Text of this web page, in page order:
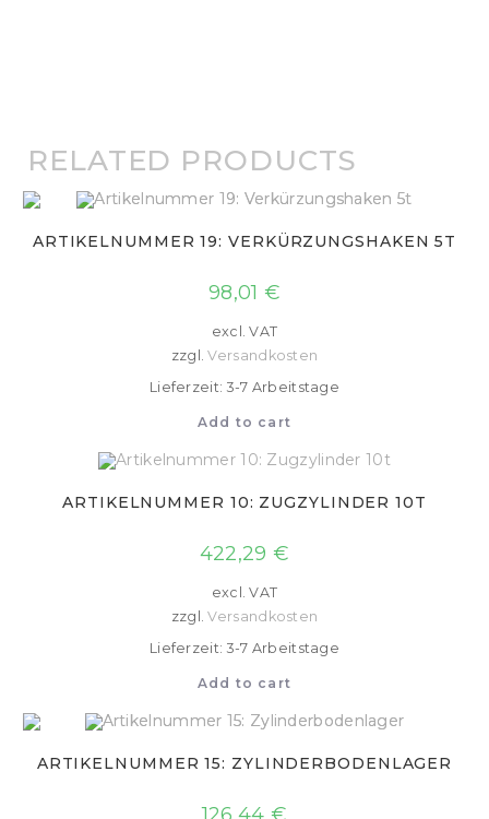
RELATED PRODUCTS
ARTIKELNUMMER 19: VERKÜRZUNGSHAKEN 5T
98,01 €
excl. VAT
zzgl.Versandkosten
Lieferzeit: 3-7 Arbeitstage
Add to cart
ARTIKELNUMMER 10: ZUGZYLINDER 10T
422,29 €
excl. VAT
zzgl.Versandkosten
Lieferzeit: 3-7 Arbeitstage
Add to cart
ARTIKELNUMMER 15: ZYLINDERBODENLAGER